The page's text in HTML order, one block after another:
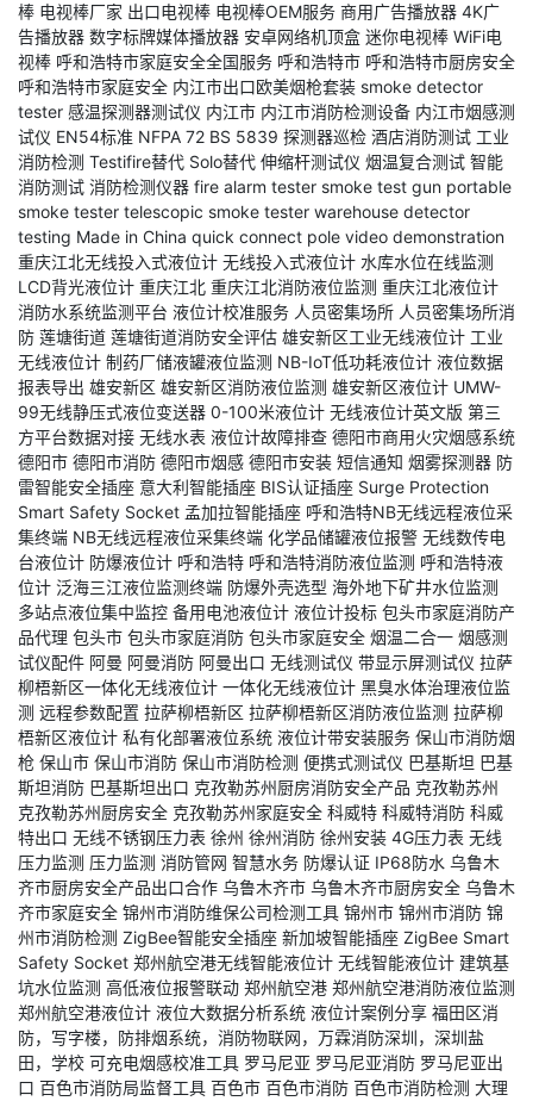
棒 电视棒厂家 出口电视棒 电视棒OEM服务 商用广告播放器 4K广
告播放器 数字标牌媒体播放器 安卓网络机顶盒 迷你电视棒 WiFi电
视棒 呼和浩特市家庭安全全国服务 呼和浩特市 呼和浩特市厨房安全
呼和浩特市家庭安全 内江市出口欧美烟枪套装 smoke detector
tester 感温探测器测试仪 内江市 内江市消防检测设备 内江市烟感测
试仪 EN54标准 NFPA 72 BS 5839 探测器巡检 酒店消防测试 工业
消防检测 Testifire替代 Solo替代 伸缩杆测试仪 烟温复合测试 智能
消防测试 消防检测仪器 fire alarm tester smoke test gun portable
smoke tester telescopic smoke tester warehouse detector
testing Made in China quick connect pole video demonstration
重庆江北无线投入式液位计 无线投入式液位计 水库水位在线监测
LCD背光液位计 重庆江北 重庆江北消防液位监测 重庆江北液位计
消防水系统监测平台 液位计校准服务 人员密集场所 人员密集场所消
防 莲塘街道 莲塘街道消防安全评估 雄安新区工业无线液位计 工业
无线液位计 制药厂储液罐液位监测 NB-IoT低功耗液位计 液位数据
报表导出 雄安新区 雄安新区消防液位监测 雄安新区液位计 UMW-
99无线静压式液位变送器 0-100米液位计 无线液位计英文版 第三
方平台数据对接 无线水表 液位计故障排查 德阳市商用火灾烟感系统
德阳市 德阳市消防 德阳市烟感 德阳市安装 短信通知 烟雾探测器 防
雷智能安全插座 意大利智能插座 BIS认证插座 Surge Protection
Smart Safety Socket 孟加拉智能插座 呼和浩特NB无线远程液位采
集终端 NB无线远程液位采集终端 化学品储罐液位报警 无线数传电
台液位计 防爆液位计 呼和浩特 呼和浩特消防液位监测 呼和浩特液
位计 泛海三江液位监测终端 防爆外壳选型 海外地下矿井水位监测
多站点液位集中监控 备用电池液位计 液位计投标 包头市家庭消防产
品代理 包头市 包头市家庭消防 包头市家庭安全 烟温二合一 烟感测
试仪配件 阿曼 阿曼消防 阿曼出口 无线测试仪 带显示屏测试仪 拉萨
柳梧新区一体化无线液位计 一体化无线液位计 黑臭水体治理液位监
测 远程参数配置 拉萨柳梧新区 拉萨柳梧新区消防液位监测 拉萨柳
梧新区液位计 私有化部署液位系统 液位计带安装服务 保山市消防烟
枪 保山市 保山市消防 保山市消防检测 便携式测试仪 巴基斯坦 巴基
斯坦消防 巴基斯坦出口 克孜勒苏州厨房消防安全产品 克孜勒苏州
克孜勒苏州厨房安全 克孜勒苏州家庭安全 科威特 科威特消防 科威
特出口 无线不锈钢压力表 徐州 徐州消防 徐州安装 4G压力表 无线
压力监测 压力监测 消防管网 智慧水务 防爆认证 IP68防水 乌鲁木
齐市厨房安全产品出口合作 乌鲁木齐市 乌鲁木齐市厨房安全 乌鲁木
齐市家庭安全 锦州市消防维保公司检测工具 锦州市 锦州市消防 锦
州市消防检测 ZigBee智能安全插座 新加坡智能插座 ZigBee Smart
Safety Socket 郑州航空港无线智能液位计 无线智能液位计 建筑基
坑水位监测 高低液位报警联动 郑州航空港 郑州航空港消防液位监测
郑州航空港液位计 液位大数据分析系统 液位计案例分享 福田区消
防，写字楼，防排烟系统，消防物联网，万霖消防深圳，深圳盐
田，学校 可充电烟感校准工具 罗马尼亚 罗马尼亚消防 罗马尼亚出
口 百色市消防局监督工具 百色市 百色市消防 百色市消防检测 大理